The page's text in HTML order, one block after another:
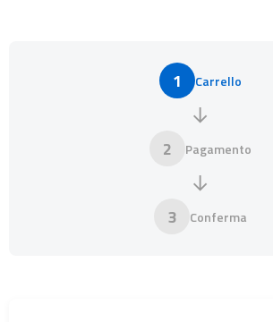
1 Carrello
→
2 Pagamento
→
3 Conferma